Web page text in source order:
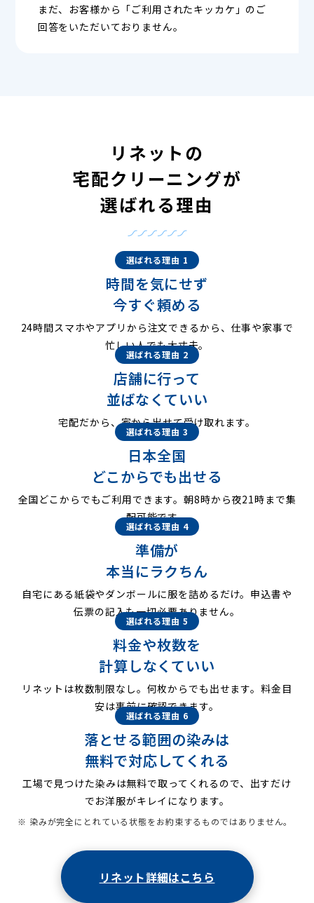
まだ、お客様から「ご利用されたキッカケ」のご
回答をいただいておりません。
リネットの
宅配クリーニングが
選ばれる理由
選ばれる理由 1
時間を気にせず
今すぐ頼める
24時間スマホやアプリから注文できるから、仕事や家事で
忙しい人でも大丈夫。
選ばれる理由 2
店舗に行って
並ばなくていい
宅配だから、家から出せて受け取れます。
選ばれる理由 3
日本全国
どこからでも出せる
全国どこからでもご利用できます。朝8時から夜21時まで集
配可能です。
選ばれる理由 4
準備が
本当にラクちん
自宅にある紙袋やダンボールに服を詰めるだけ。申込書や
伝票の記入も一切必要ありません。
選ばれる理由 5
料金や枚数を
計算しなくていい
リネットは枚数制限なし。何枚からでも出せます。料金目
安は事前に確認できます。
選ばれる理由 6
落とせる範囲の染みは
無料で対応してくれる
工場で見つけた染みは無料で取ってくれるので、出すだけ
でお洋服がキレイになります。
※ 染みが完全にとれている状態をお約束するものではありません。
リネット詳細はこちら